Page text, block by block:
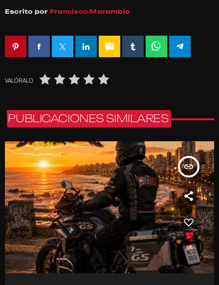
Escrito por Francisco Marambio
email
VALÓRALO
PUBLICACIONES SIMILARES
insert_link